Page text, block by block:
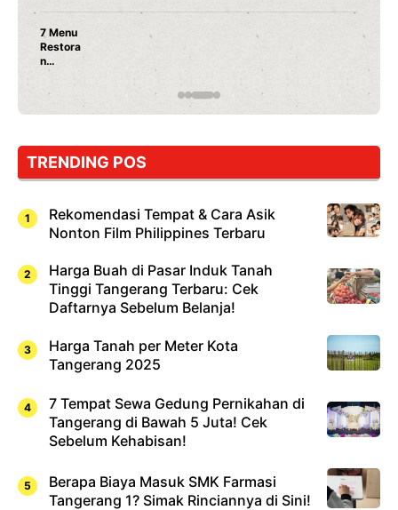
Nunung Srimulat & Vicky Prasetyo Buka Restoran
Rahasia Mami Bikin Nagih!
TRENDING POS
Rekomendasi Tempat & Cara Asik
Nonton Film Philippines Terbaru
Harga Buah di Pasar Induk Tanah
Tinggi Tangerang Terbaru: Cek
Daftarnya Sebelum Belanja!
Harga Tanah per Meter Kota
Tangerang 2025
7 Tempat Sewa Gedung Pernikahan di
Tangerang di Bawah 5 Juta! Cek
Sebelum Kehabisan!
Berapa Biaya Masuk SMK Farmasi
Tangerang 1? Simak Rinciannya di Sini!